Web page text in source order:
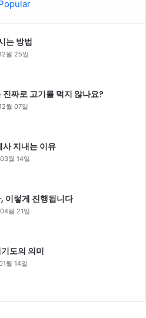
는 방법
월 25일
진짜로 고기를 먹지 않나요?
월 07일
사 지내는 이유
월 14일
이렇게 진행됩니다
월 21일
도의 의미
월 14일